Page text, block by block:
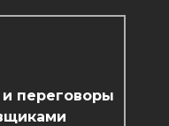
переговоры